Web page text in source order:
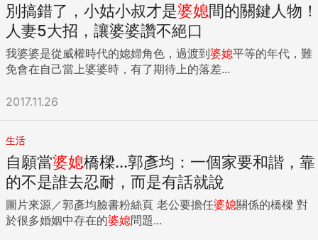
別搞錯了，小姑小叔才是婆媳間的關鍵人物！
人妻5大招，讓婆婆讚不絕口
我婆婆是從威權時代的媳婦角色，過渡到婆媳平等的年代，難
免會在自己當上婆婆時，有了期待上的落差...
2017.11.26
生活
自願當婆媳橋樑...郭彥均：一個家要和諧，靠
的不是誰去忍耐，而是有話就說
圖片來源／郭彥均臉書粉絲頁 老公要擔任婆媳關係的橋樑 對
於很多婚姻中存在的婆媳問題...